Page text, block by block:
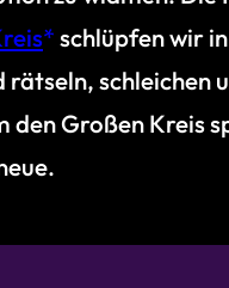
schlüpfen wir
rätseln, schleichen
den Großen Kreis